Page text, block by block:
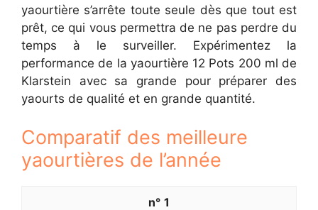
yaourtière s’arrête toute seule dès que tout est
prêt, ce qui vous permettra de ne pas perdre du
temps à le surveiller. Expérimentez la
performance de la yaourtière 12 Pots 200 ml de
Klarstein avec sa grande pour préparer des
yaourts de qualité et en grande quantité.
Comparatif des meilleure
yaourtières de l’année
1